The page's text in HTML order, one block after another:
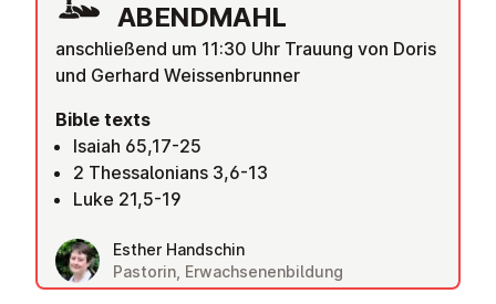
ABENDMAHL
anschließend um 11:30 Uhr Trauung von Doris
und Gerhard Weissenbrunner
Bible texts
Isaiah 65,17-25
2 Thessalonians 3,6-13
Luke 21,5-19
Esther Handschin
Pastorin, Erwachsenenbildung